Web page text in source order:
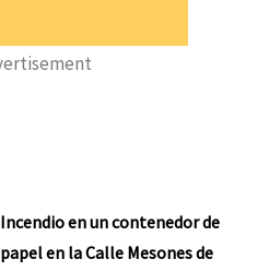
Incendio en un contenedor de
papel en la Calle Mesones de